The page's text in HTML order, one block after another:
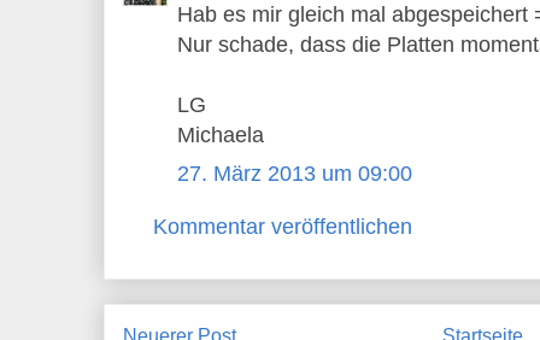
Hab es mir gleich mal abgespeichert
Nur schade, dass die Platten
LG
Michaela
27. März 2013 um 09:00
Kommentar veröffentlichen
Neuerer Post Startseite